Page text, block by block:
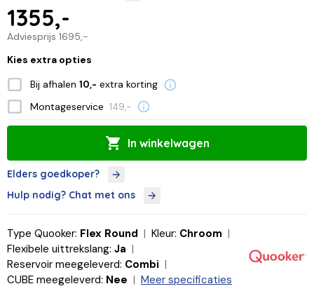
Adviesprijs 1695,-
1355,-
Kies extra opties
Bij afhalen 10,- extra korting
Montageservice 149,-
In winkelwagen
Elders goedkoper?
Hulp nodig? Chat met ons
Type Quooker: Flex Round Kleur: Chroom
Flexibele uittrekslang: Ja
Reservoir meegeleverd: Combi
CUBE meegeleverd: Nee Meer specificaties